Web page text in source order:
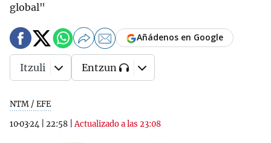
global"
NTM / EFE
10·03·24
22:58 |Actualizado a las 23:08
Añádenos en Google
Itzuli Entzun